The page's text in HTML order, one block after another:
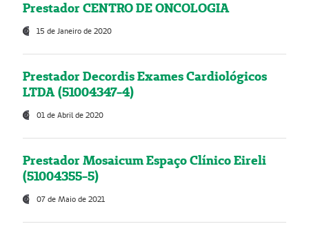
Prestador CENTRO DE ONCOLOGIA
15 de Janeiro de 2020
Prestador Decordis Exames Cardiológicos
LTDA (51004347-4)
01 de Abril de 2020
Prestador Mosaicum Espaço Clínico Eireli
(51004355-5)
07 de Maio de 2021